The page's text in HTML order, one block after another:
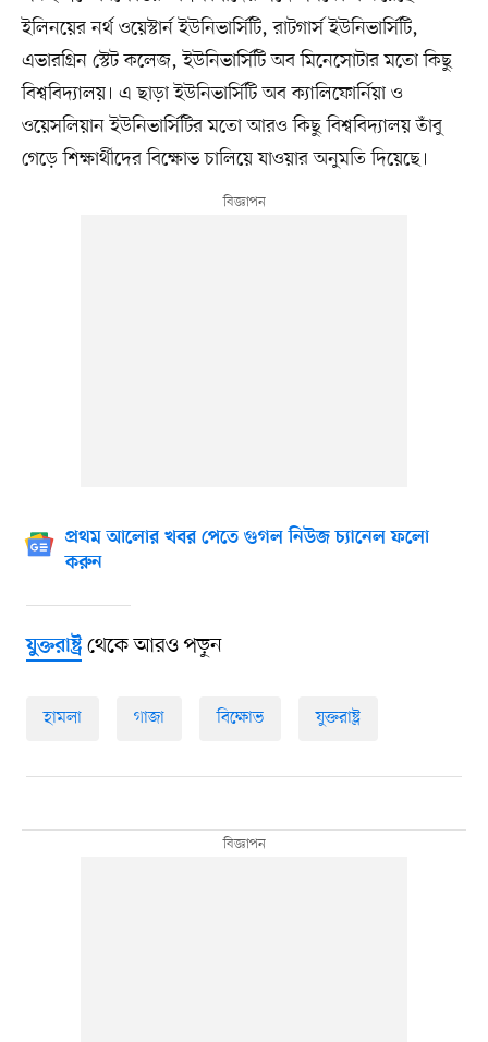
ইলিনয়ের নর্থ ওয়েস্টার্ন ইউনিভার্সিটি, রাটগার্স ইউনিভার্সিটি,
এভারগ্রিন স্টেট কলেজ, ইউনিভার্সিটি অব মিনেসোটার মতো কিছু
বিশ্ববিদ্যালয়। এ ছাড়া ইউনিভার্সিটি অব ক্যালিফোর্নিয়া ও
ওয়েসলিয়ান ইউনিভার্সিটির মতো আরও কিছু বিশ্ববিদ্যালয় তাঁবু
গেড়ে শিক্ষার্থীদের বিক্ষোভ চালিয়ে যাওয়ার অনুমতি দিয়েছে।
প্রথম আলোর খবর পেতে গুগল নিউজ চ্যানেল ফলো
করুন
যুক্তরাষ্ট্রথেকে আরও পড়ুন
হামলা গাজা বিক্ষোভ যুক্তরাষ্ট্র